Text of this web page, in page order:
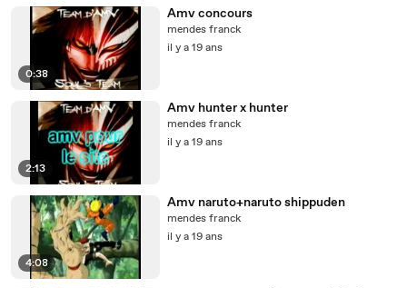
0:38
Amv concours
mendes franck
il y a 19 ans
2:13
Amv hunter x hunter
mendes franck
il y a 19 ans
4:08
Amv naruto+naruto shippuden
mendes franck
il y a 19 ans